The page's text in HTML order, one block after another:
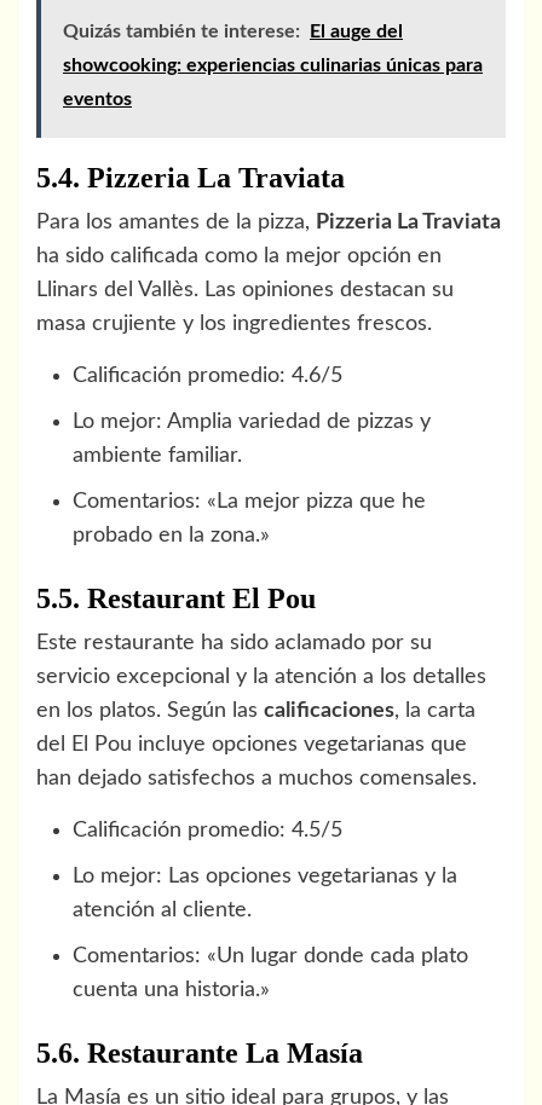
Quizás también te interese:
El auge del
showcooking: experiencias culinarias únicas para
eventos
5.4. Pizzeria La Traviata
Para los amantes de la pizza, Pizzeria La Traviata
ha sido calificada como la mejor opción en
Llinars del Vallès. Las opiniones destacan su
masa crujiente y los ingredientes frescos.
Calificación promedio: 4.6/5
Lo mejor: Amplia variedad de pizzas y
ambiente familiar.
Comentarios: «La mejor pizza que he
probado en la zona.»
5.5. Restaurant El Pou
Este restaurante ha sido aclamado por su
servicio excepcional y la atención a los detalles
en los platos. Según las calificaciones, la carta
del El Pou incluye opciones vegetarianas que
han dejado satisfechos a muchos comensales.
Calificación promedio: 4.5/5
Lo mejor: Las opciones vegetarianas y la
atención al cliente.
Comentarios: «Un lugar donde cada plato
cuenta una historia.»
5.6. Restaurante La Masía
La Masía es un sitio ideal para grupos, y las